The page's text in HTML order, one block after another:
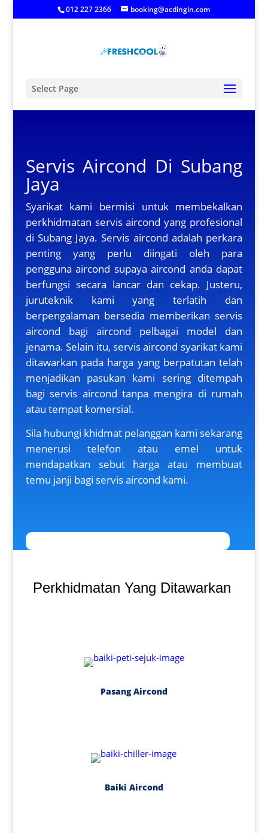
012 227 2366 booking@acdingin.com
Select Page
Servis Aircond Di Subang
Jaya
Syarikat kami bermisi untuk membekalkan
perkhidmatan servis aircond yang profesional
di Subang Jaya. Servis aircond adalah perkara
penting yang perlu diingati oleh para
pengguna aircond supaya aircond anda dapat
berfungsi secara lancar dan cekap. Justeru,
juruteknik kami yang terlatih dan
berpengalaman bersedia memberikan servis
aircond bagi aircond pelbagai model dan
jenama. Selain itu, servis aircond syarikat kami
ditawarkan pada harga yang berpatutan telah
menjadikan pasukan kami sering ditempah
bagi servis aircond tanpa mengira di rumah
atau tempat komersial.
Sila hubungi khidmat pelanggan kami sekarang
menerusi telefon atau emel untuk
mendapatkan sebut harga atau membuat
temu janji bagi servis aircond kami.
Perkhidmatan Yang Ditawarkan
Pasang Aircond
Baiki Aircond